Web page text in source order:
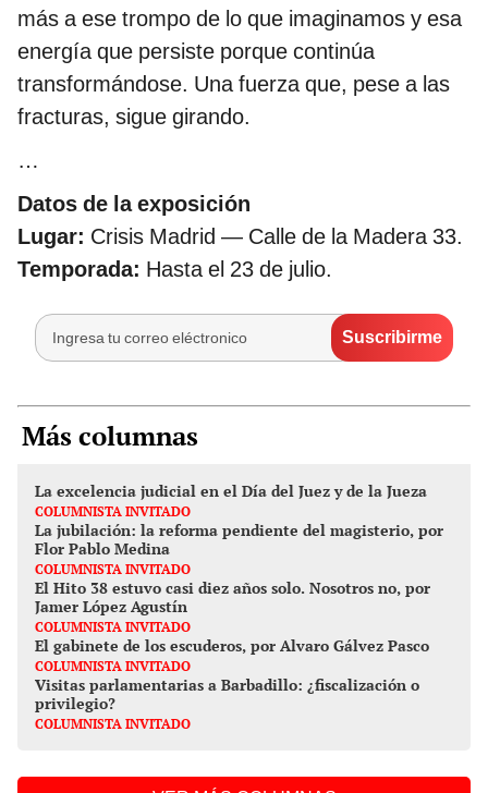
más a ese trompo de lo que imaginamos y esa
energía que persiste porque continúa
transformándose. Una fuerza que, pese a las
fracturas, sigue girando.
…
Datos de la exposición
Lugar: Crisis Madrid — Calle de la Madera 33.
Temporada: Hasta el 23 de julio.
Más columnas
La excelencia judicial en el Día del Juez y de la Jueza
COLUMNISTA INVITADO
La jubilación: la reforma pendiente del magisterio, por
Flor Pablo Medina
COLUMNISTA INVITADO
El Hito 38 estuvo casi diez años solo. Nosotros no, por
Jamer López Agustín
COLUMNISTA INVITADO
El gabinete de los escuderos, por Alvaro Gálvez Pasco
COLUMNISTA INVITADO
Visitas parlamentarias a Barbadillo: ¿fiscalización o
privilegio?
COLUMNISTA INVITADO